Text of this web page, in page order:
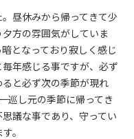
昼休みから帰ってきて少
方の雰囲気がしていま
となっており寂しく感じ
年感じる事ですが、必ず
と必ず次の季節が現れ
巡し元の季節に帰ってき
議な事であり、守ってい
。